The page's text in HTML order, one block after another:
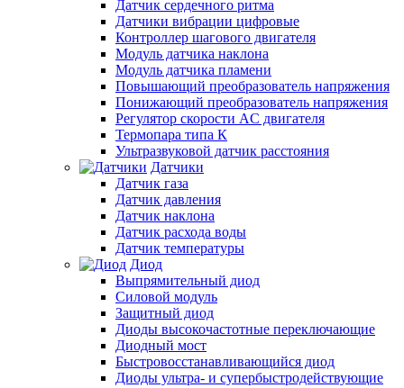
Датчик сердечного ритма
Датчики вибрации цифровые
Контроллер шагового двигателя
Модуль датчика наклона
Модуль датчика пламени
Повышающий преобразователь напряжения
Понижающий преобразователь напряжения
Регулятор скорости AC двигателя
Термопара типа К
Ультразвуковой датчик расстояния
Датчики
Датчик газа
Датчик давления
Датчик наклона
Датчик расхода воды
Датчик температуры
Диод
Выпрямительный диод
Силовой модуль
Защитный диод
Диоды высокочастотные переключающие
Диодный мост
Быстровосстанавливающийся диод
Диоды ультра- и супербыстродействующие